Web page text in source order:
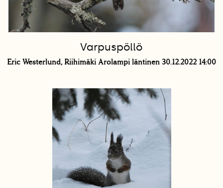
Varpuspöllö
Eric Westerlund, Riihimäki Arolampi läntinen 30.12.2022 14:00